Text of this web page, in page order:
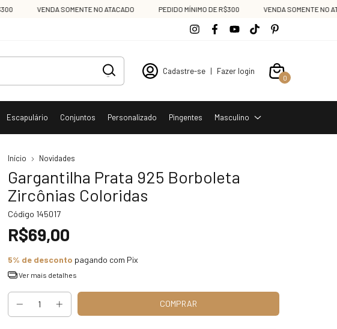
VENDA SOMENTE NO ATACADO PEDIDO MÍNIMO DE R$300 VENDA SOMENTE NO
Cadastre-se | Fazer login
0
Escapulário Conjuntos Personalizado Pingentes Masculino
Início Novidades
Gargantilha Prata 925 Borboleta
Zircônias Coloridas
Código 145017
R$69,00
5% de desconto pagando com Pix
Ver mais detalhes